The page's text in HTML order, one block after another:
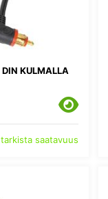
KULMALLA
tarkista saatavuus